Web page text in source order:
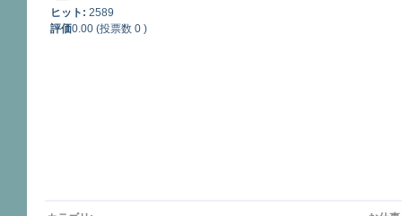
ヒット: 2589
評価0.00 (投票数 0 )